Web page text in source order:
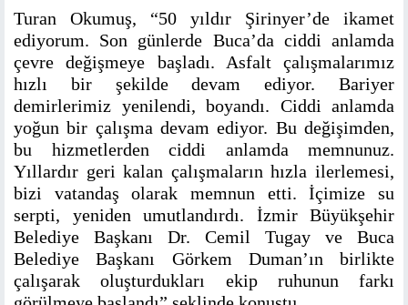
Turan Okumuş, “50 yıldır Şirinyer’de ikamet
ediyorum. Son günlerde Buca’da ciddi anlamda
çevre değişmeye başladı. Asfalt çalışmalarımız
hızlı bir şekilde devam ediyor. Bariyer
demirlerimiz yenilendi, boyandı. Ciddi anlamda
yoğun bir çalışma devam ediyor. Bu değişimden,
bu hizmetlerden ciddi anlamda memnunuz.
Yıllardır geri kalan çalışmaların hızla ilerlemesi,
bizi vatandaş olarak memnun etti. İçimize su
serpti, yeniden umutlandırdı. İzmir Büyükşehir
Belediye Başkanı Dr. Cemil Tugay ve Buca
Belediye Başkanı Görkem Duman’ın birlikte
çalışarak oluşturdukları ekip ruhunun farkı